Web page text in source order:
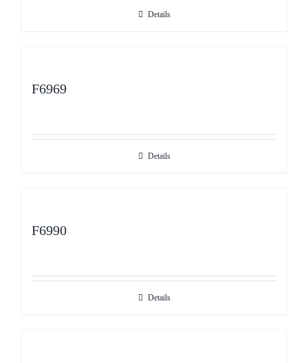
Details
F6969
Details
F6990
Details